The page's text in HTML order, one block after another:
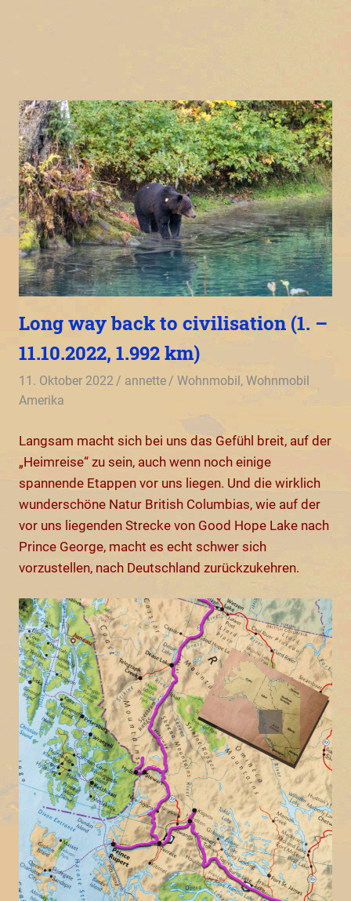
Long way back to civilisation (1. –
11.10.2022, 1.992 km)
11. Oktober 2022 annette Wohnmobil,Wohnmobil
Amerika
Langsam macht sich bei uns das Gefühl breit, auf der
„Heimreise“ zu sein, auch wenn noch einige
spannende Etappen vor uns liegen. Und die wirklich
wunderschöne Natur British Columbias, wie auf der
vor uns liegenden Strecke von Good Hope Lake nach
Prince George, macht es echt schwer sich
vorzustellen, nach Deutschland zurückzukehren.